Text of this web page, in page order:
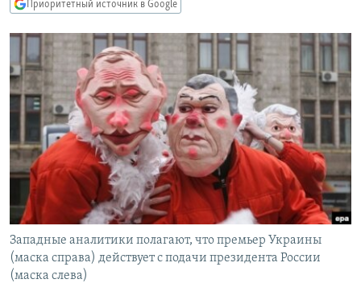
Вернутся
КАВКАЗ.РЕАЛИИ
СЕВЕР.РЕАЛИИ
СИБИРЬ.РЕАЛИИ
РАСПИСАНИЕ ВЕЩАНИЯ
ПОДПИШИТЕСЬ НА РАССЫЛКУ
СОЦИАЛЬНЫЕ СЕТИ
Все сайты РСЕ/РС
Приоритетный источник в Google
Западные аналитики полагают, что премьер Украины
(маска справа) действует с подачи президента России
(маска слева)